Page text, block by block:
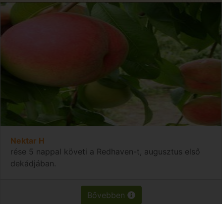
Nektar H
rése 5 nappal követi a Redhaven-t, augusztus első
dekádjában.
Bővebben